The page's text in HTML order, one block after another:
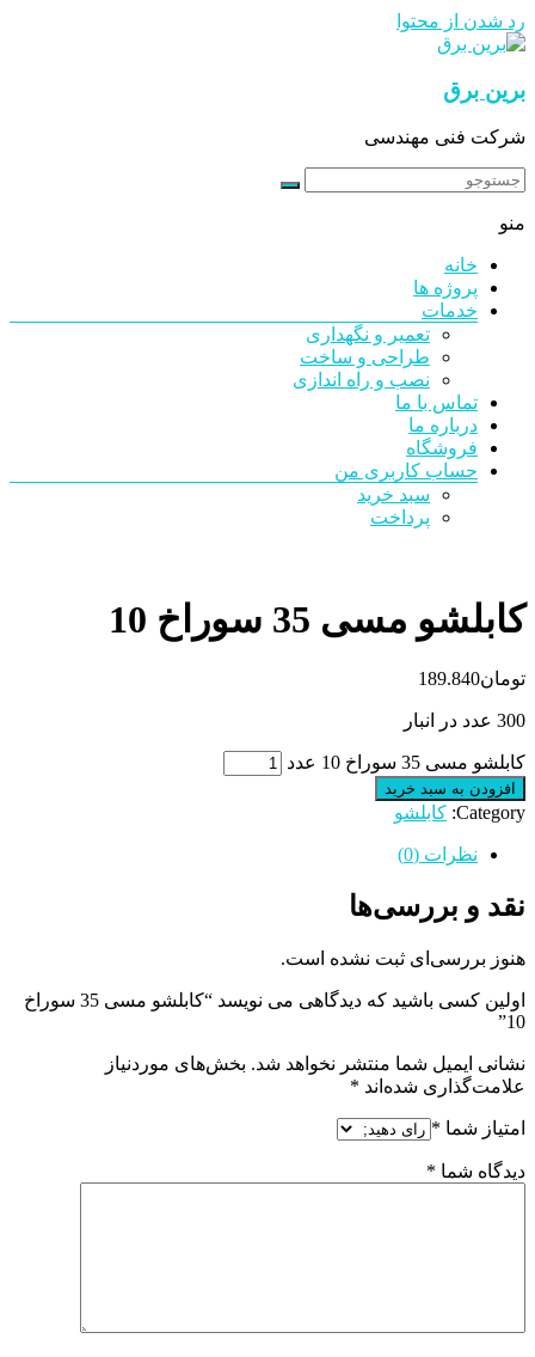
رد شدن از محتوا
برین برق
شرکت فنی مهندسی
منو
خانه
پروژه ها
خدمات
تعمیر و نگهداری
طراحی و ساخت
نصب و راه اندازی
تماس با ما
درباره ما
فروشگاه
حساب کاربری من
سبد خرید
پرداخت
کابلشو مسی 35 سوراخ 10
تومان189.840
300 عدد در انبار
کابلشو مسی 35 سوراخ 10 عدد
افزودن به سبد خرید
Category: کابلشو
نظرات (0)
نقد و بررسی‌ها
هنوز بررسی‌ای ثبت نشده است.
اولین کسی باشید که دیدگاهی می نویسد “کابلشو مسی 35 سوراخ
10”
نشانی ایمیل شما منتشر نخواهد شد. بخش‌های موردنیاز
علامت‌گذاری شده‌اند *
امتیاز شما *
دیدگاه شما *